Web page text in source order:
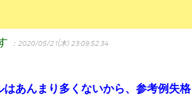
：2020/05/21(木) 23:09:52.34
あんまり多くないから、参考例失